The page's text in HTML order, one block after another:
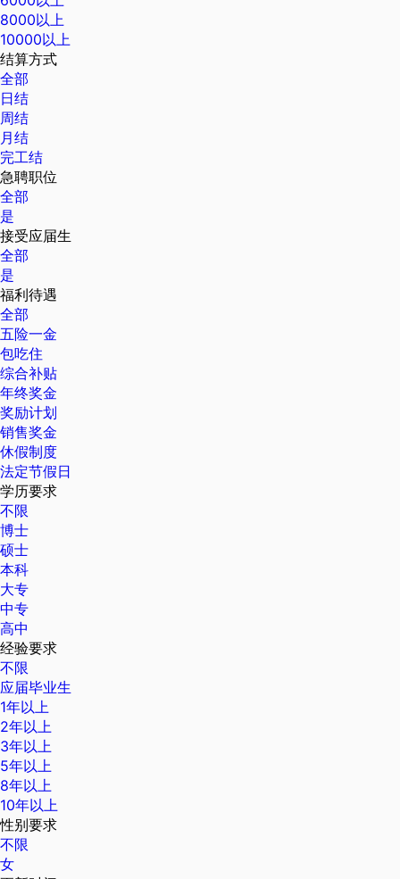
8000以上
10000以上
结算方式
全部
日结
周结
月结
完工结
急聘职位
全部
是
接受应届生
全部
是
福利待遇
全部
五险一金
包吃住
综合补贴
年终奖金
奖励计划
销售奖金
休假制度
法定节假日
学历要求
不限
博士
硕士
本科
大专
中专
高中
经验要求
不限
应届毕业生
1年以上
2年以上
3年以上
5年以上
8年以上
10年以上
性别要求
不限
女